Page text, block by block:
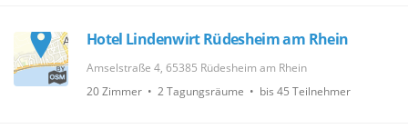
Hotel Lindenwirt Rüdesheim am Rhein
Amselstraße 4, 65385 Rüdesheim am Rhein
20 Zimmer • 2 Tagungsräume • bis 45 Teilnehmer